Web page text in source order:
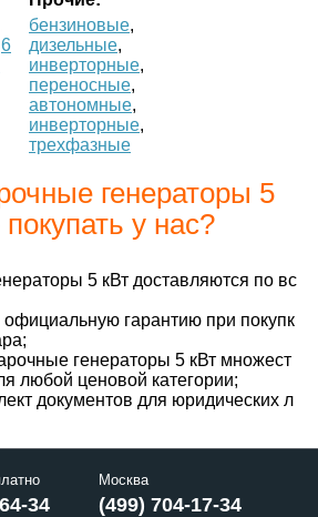
6
бензиновые,
дизельные,
инверторные,
переносные,
автономные,
инверторные,
трехфазные
генераторы 5
у нас?
5 кВт доставляются по вс
официальную гарантию при покупк
генераторы 5 кВт множест
любой ценовой категории;
документов для юридических л
34
Москва
(499) 704-17-34